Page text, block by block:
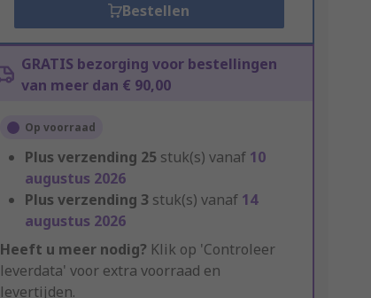
Bestellen
GRATIS bezorging voor bestellingen
van meer dan € 90,00
Op voorraad
Plus verzending 25 stuk(s) vanaf 10
augustus 2026
Plus verzending 3 stuk(s) vanaf 14
augustus 2026
Heeft u meer nodig? Klik op 'Controleer
leverdata' voor extra voorraad en
levertijden.